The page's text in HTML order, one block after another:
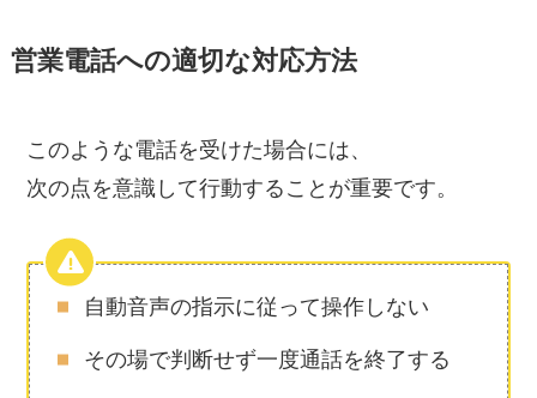
営業電話への適切な対応方法
このような電話を受けた場合には、
次の点を意識して行動することが重要です。
自動音声の指示に従って操作しない
その場で判断せず一度通話を終了する